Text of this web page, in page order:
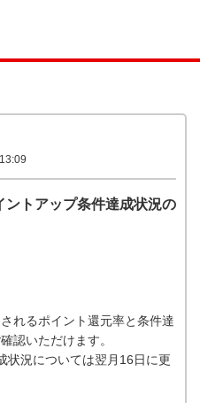
ントアップ条件達成状況の
れるポイント還元率と条件達
認いただけます。
状況については翌月16日に更